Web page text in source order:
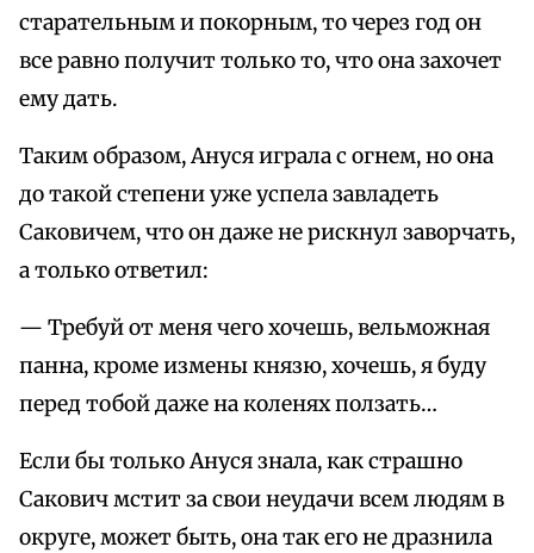
старательным и покорным, то через год он
все равно получит только то, что она захочет
ему дать.
Таким образом, Ануся играла с огнем, но она
до такой степени уже успела завладеть
Саковичем, что он даже не рискнул заворчать,
а только ответил:
— Требуй от меня чего хочешь, вельможная
панна, кроме измены князю, хочешь, я буду
перед тобой даже на коленях ползать…
Если бы только Ануся знала, как страшно
Сакович мстит за свои неудачи всем людям в
округе, может быть, она так его не дразнила